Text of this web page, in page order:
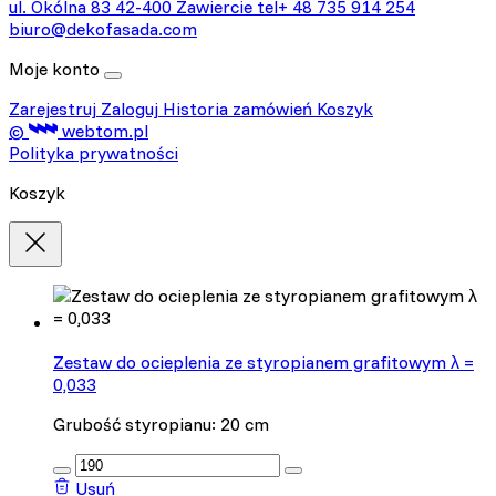
ul. Okólna 83 42-400 Zawiercie tel+ 48 735 914 254
biuro@dekofasada.com
Moje konto
Zarejestruj Zaloguj Historia zamówień Koszyk
©
webtom.pl
Polityka prywatności
klasyfikowania, wraz z dostawcami poszczególnych ciasteczek.
Koszyk
Zestaw do ocieplenia ze styropianem grafitowym λ =
0,033
Grubość styropianu: 20 cm
:product_name quantity
Usuń